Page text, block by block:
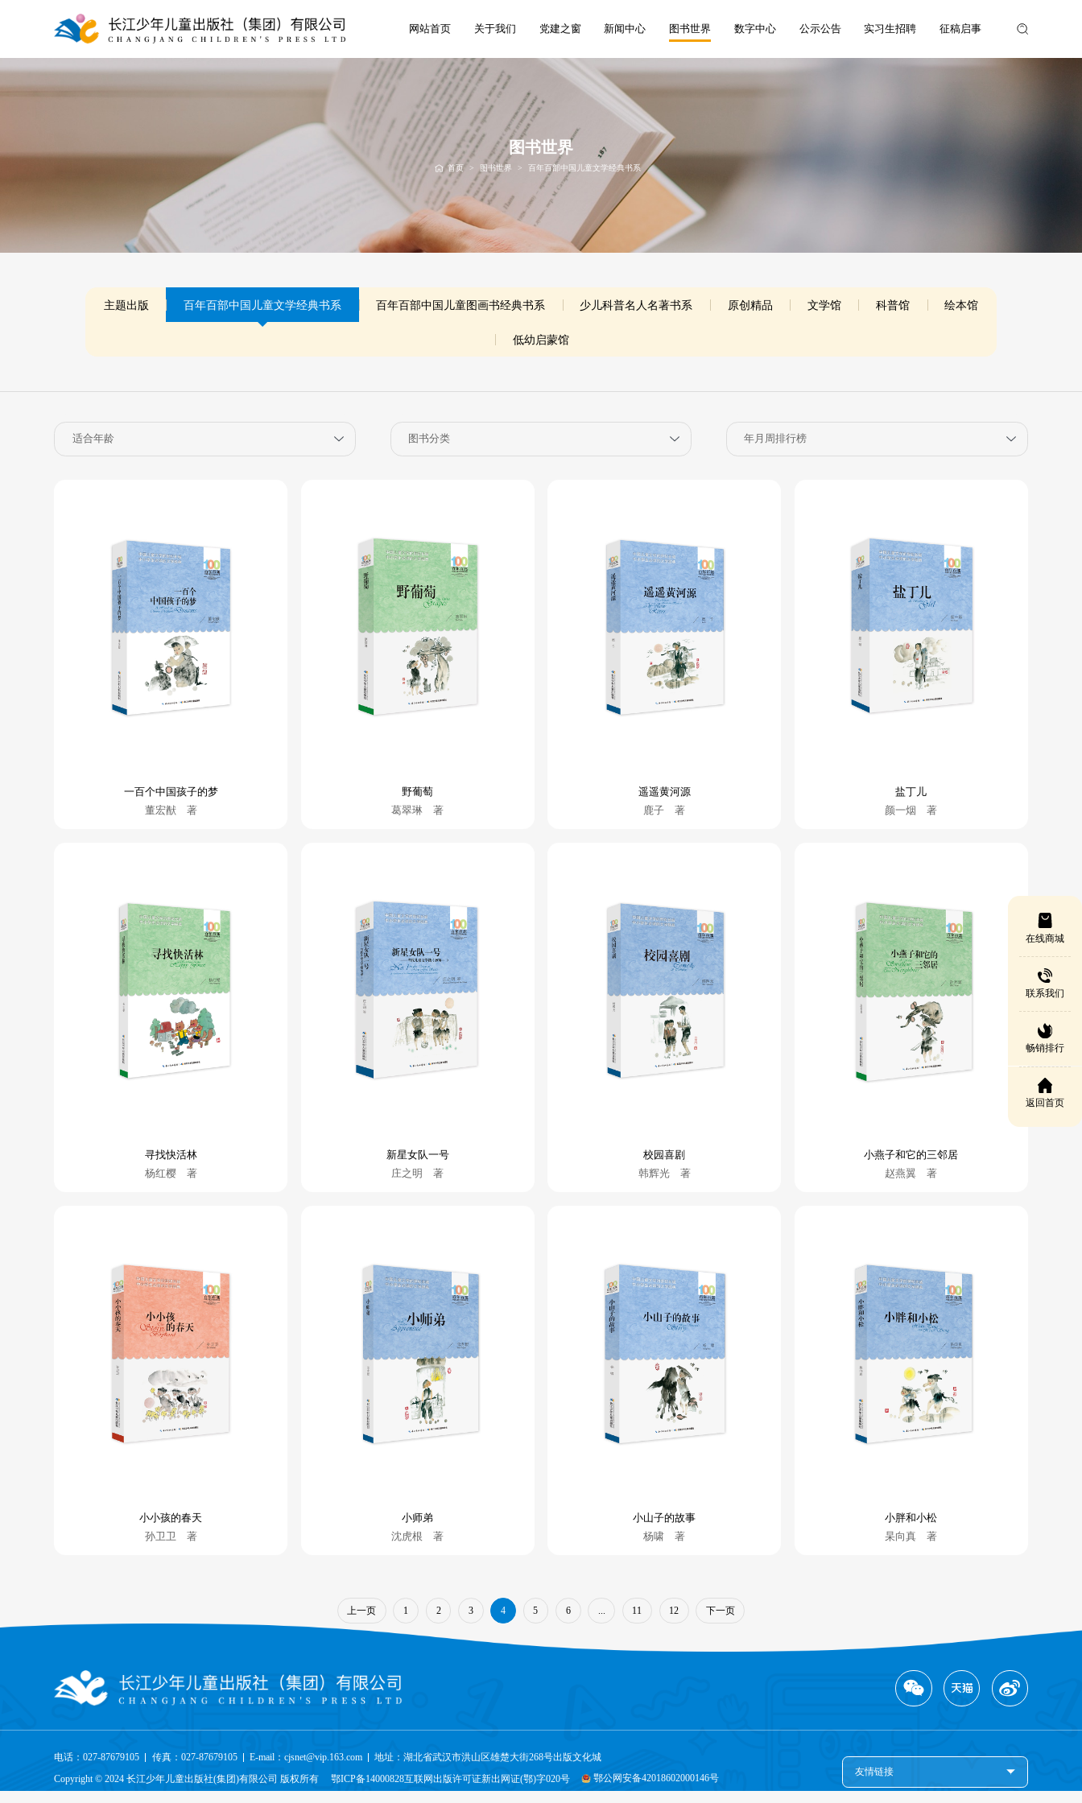
网站首页 关于我们 党建之窗 新闻中心 图书世界 数字中心 公示公告 实习生招聘 征稿启事
图书世界
首页 > 图书世界 > 百年百部中国儿童文学经典书系
主题出版 百年百部中国儿童文学经典书系 百年百部中国儿童图画书经典书系 少儿科普名人名著书系 原创精品 文学馆 科普馆 绘本馆
低幼启蒙馆
在线商城
联系我们
畅销排行
返回首页
一百个中国孩子的梦
董宏猷 著
野葡萄
葛翠琳 著
遥遥黄河源
鹿子 著
盐丁儿
颜一烟 著
寻找快活林
杨红樱 著
新星女队一号
庄之明 著
校园喜剧
韩辉光 著
小燕子和它的三邻居
赵燕翼 著
小小孩的春天
孙卫卫 著
小师弟
沈虎根 著
小山子的故事
杨啸 著
小胖和小松
杲向真 著
上一页 1 2 3 4 5 6 11 12 下一页
电话：027-87679105 传真：027-87679105 E-mail：cjsnet@vip.163.com 地址：湖北省武汉市洪山区雄楚大街268号出版文化城
Copyright © 2024 长江少年儿童出版社(集团)有限公司 版权所有 鄂ICP备14000828互联网出版许可证新出网证(鄂)字020号 鄂公网安备42018602000146号
友情链接